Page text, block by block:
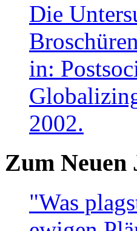
Die
in:
2002.
Zum Neuen
"Was